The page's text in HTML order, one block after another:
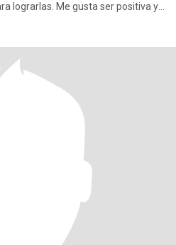
lograrlas. Me gusta ser positiva y